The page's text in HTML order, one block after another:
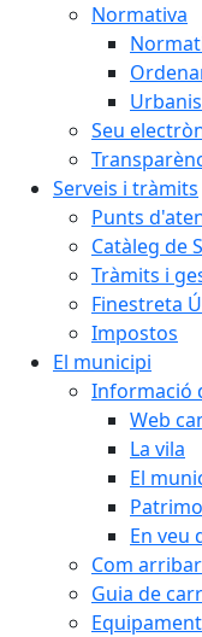
Normativa
Seu
Serveis i tràmits
Punts
Catàleg de
Tràmits i
Finestreta
Impostos
El municipi
Informació
Web
La vila
El
En veu
Com
Guia de